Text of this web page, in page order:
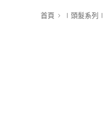
首頁 ∣頭髮系列∣